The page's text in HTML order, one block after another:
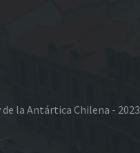
la Antártica Chilena - 2023